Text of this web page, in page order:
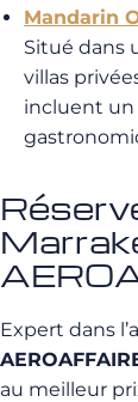
Mandarin
Situé dans
villas
incluent un
Expert dans
au meilleur